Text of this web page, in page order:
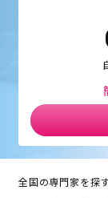
全国の専門家を探